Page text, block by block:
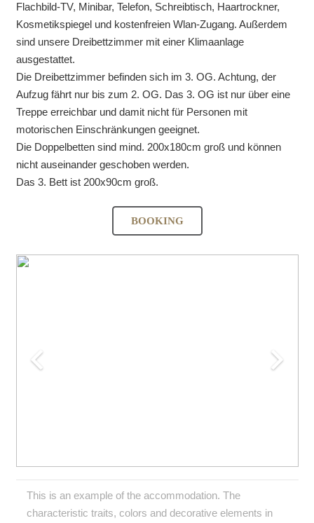
Flachbild-TV, Minibar, Telefon, Schreibtisch, Haartrockner,
Kosmetikspiegel und kostenfreien Wlan-Zugang. Außerdem
sind unsere Dreibettzimmer mit einer Klimaanlage
ausgestattet.
Die Dreibettzimmer befinden sich im 3. OG. Achtung, der
Aufzug fährt nur bis zum 2. OG. Das 3. OG ist nur über eine
Treppe erreichbar und damit nicht für Personen mit
motorischen Einschränkungen geeignet.
Die Doppelbetten sind mind. 200x180cm groß und können
nicht auseinander geschoben werden.
Das 3. Bett ist 200x90cm groß.
BOOKING
This is an example of the accommodation. The
characteristic traits, colors and decorative elements in